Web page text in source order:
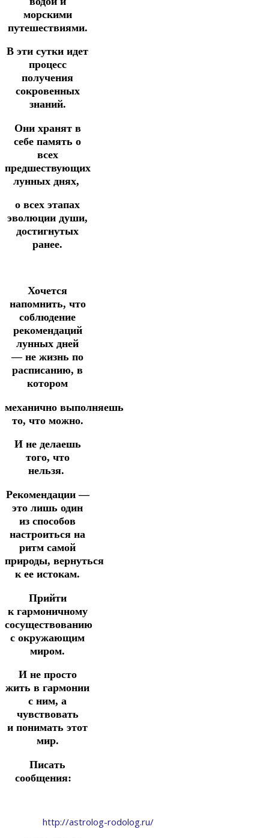
морскими
путешествиями.
В эти сутки идет
процесс
получения
сокровенных
знаний.
Они хранят в
себе память о
всех
предшествующих
лунных днях,
о всех этапах
эволюции души,
достигнутых
ранее.
Хочется
напомнить, что
соблюдение
рекомендаций
лунных дней
— не жизнь по
расписанию, в
котором
механично выполняешь
то, что можно.
И не делаешь
того, что
нельзя.
Рекомендации —
это лишь один
из способов
настроиться на
ритм самой
природы, вернуться
к ее истокам.
Прийти
к гармоничному
сосуществованию
с окружающим
миром.
И не просто
жить в гармонии
с ним, а
чувствовать
и понимать этот
мир.
Писать
сообщения:
http://astrolog-rodolog.ru/